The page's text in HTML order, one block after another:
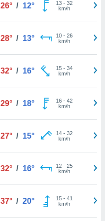
26° / 12° 13- 32
km/h
28° / 13° 10- 26
km/h
32° / 16° 15- 34
km/h
29° / 18° 16- 42
km/h
27° / 15° 14- 32
km/h
32° / 16° 12- 25
km/h
37° / 20° 15- 41
km/h